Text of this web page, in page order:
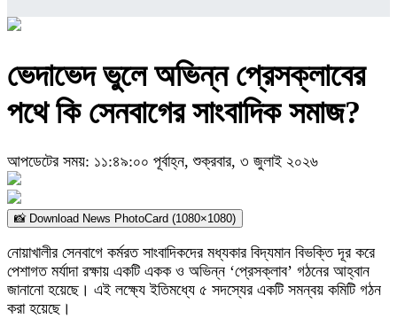
ভেদাভেদ ভুলে অভিন্ন প্রেসক্লাবের
পথে কি সেনবাগের সাংবাদিক সমাজ?
আপডেটের সময়: ১১:৪৯:০০ পূর্বাহ্ন, শুক্রবার, ৩ জুলাই ২০২৬
📸 Download News PhotoCard (1080×1080)
নোয়াখালীর সেনবাগে কর্মরত সাংবাদিকদের মধ্যকার বিদ্যমান বিভক্তি দূর করে
পেশাগত মর্যাদা রক্ষায় একটি একক ও অভিন্ন ‘প্রেসক্লাব’ গঠনের আহ্বান
জানানো হয়েছে। এই লক্ষ্যে ইতিমধ্যে ৫ সদস্যের একটি সমন্বয় কমিটি গঠন
করা হয়েছে।